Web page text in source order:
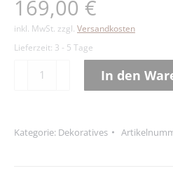
169,00 €
inkl. MwSt. zzgl. Versandkosten
Lieferzeit: 3 - 5 Tage
In den
Kategorie: Dekoratives